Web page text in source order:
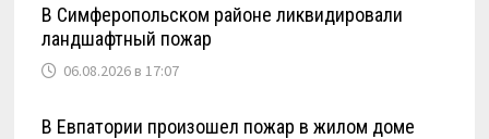
В Симферопольском районе ликвидировали
ландшафтный пожар
06.08.2026 в 17:07
В Евпатории произошел пожар в жилом доме